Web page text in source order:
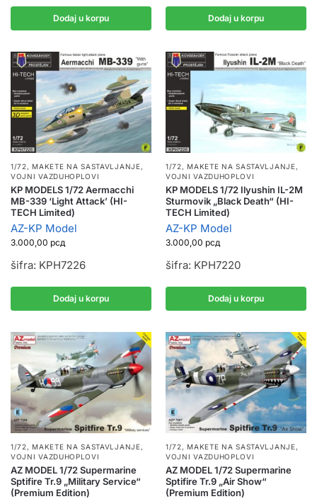
Dodaj u korpu Dodaj u korpu
1/72,MAKETE NA SASTAVLJANJE,
VOJNI VAZDUHOPLOVI
KP MODELS 1/72 Aermacchi
MB-339 ‘Light Attack’ (HI-
TECH Limited)
AZ-KP Model
3.000,00 рсд
šifra: KPH7226
Dodaj u korpu
1/72,MAKETE NA SASTAVLJANJE,
VOJNI VAZDUHOPLOVI
KP MODELS 1/72 Ilyushin IL-2M
Sturmovik „Black Death“ (HI-
TECH Limited)
AZ-KP Model
3.000,00 рсд
šifra: KPH7220
Dodaj u korpu
1/72,MAKETE NA SASTAVLJANJE,
VOJNI VAZDUHOPLOVI
AZ MODEL 1/72 Supermarine
Sptifire Tr.9 „Military Service“
(Premium Edition)
1/72,MAKETE NA SASTAVLJANJE,
VOJNI VAZDUHOPLOVI
AZ MODEL 1/72 Supermarine
Sptifire Tr.9 „Air Show“
(Premium Edition)